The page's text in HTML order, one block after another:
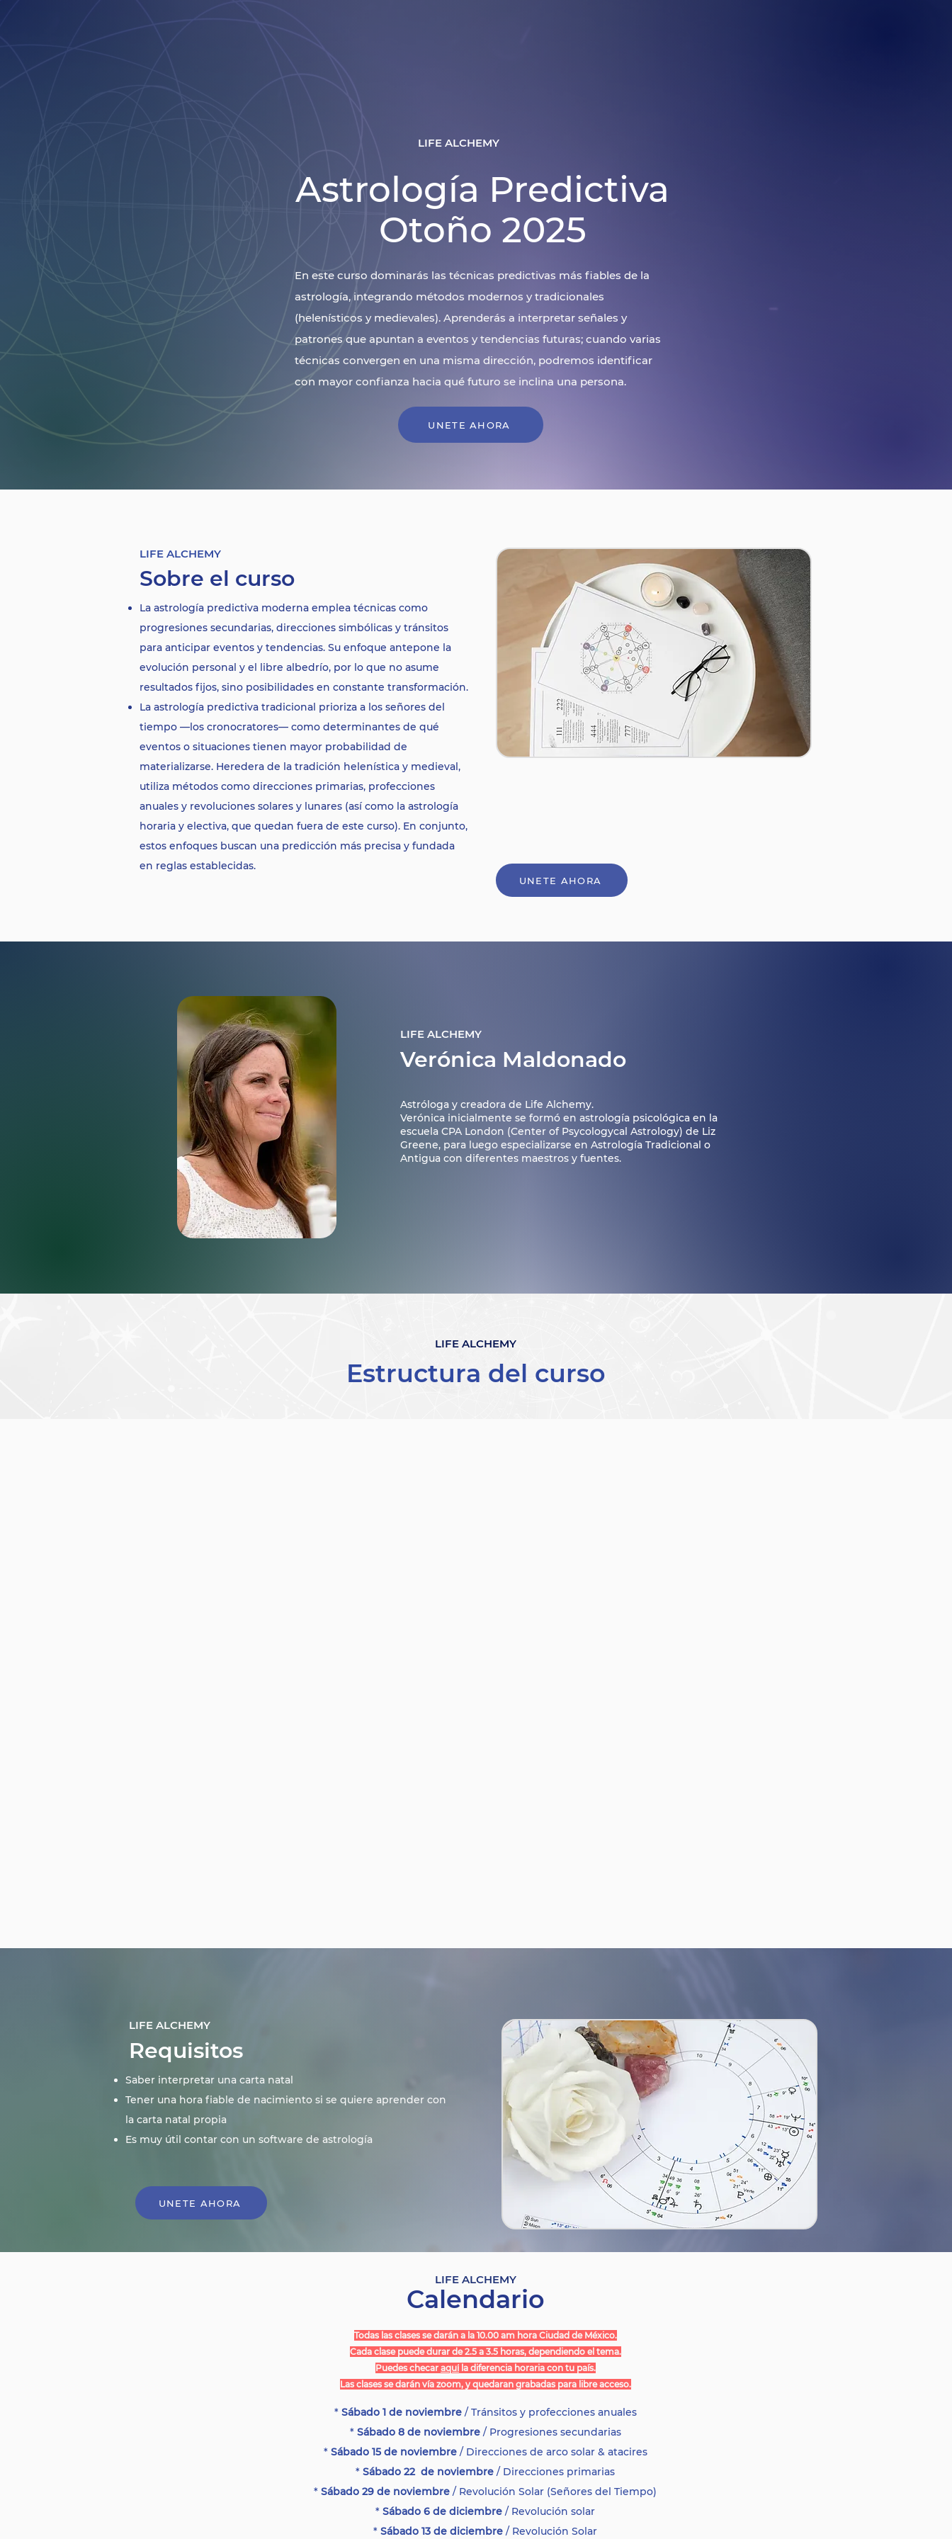
LIFE ALCHEMY
Astrología Predictiva
Otoño 2025
En este curso dominarás las técnicas predictivas más fiables de la
astrología, integrando métodos modernos y tradicionales
(helenísticos y medievales). Aprenderás a interpretar señales y
patrones que apuntan a eventos y tendencias futuras; cuando varias
técnicas convergen en una misma dirección, podremos identificar
con mayor confianza hacia qué futuro se inclina una persona.
UNETE AHORA
LIFE ALCHEMY
Sobre el curso
La astrología predictiva moderna emplea técnicas como
progresiones secundarias, direcciones simbólicas y tránsitos
para anticipar eventos y tendencias. Su enfoque antepone la
evolución personal y el libre albedrío, por lo que no asume
resultados fijos, sino posibilidades en constante transformación.
La astrología predictiva tradicional prioriza a los señores del
tiempo —los cronocratores— como determinantes de qué
eventos o situaciones tienen mayor probabilidad de
materializarse. Heredera de la tradición helenística y medieval,
utiliza métodos como direcciones primarias, profecciones
anuales y revoluciones solares y lunares (así como la astrología
horaria y electiva, que quedan fuera de este curso). En conjunto,
estos enfoques buscan una predicción más precisa y fundada
en reglas establecidas.
UNETE AHORA
LIFE ALCHEMY
Verónica Maldonado
Astróloga y creadora de Life Alchemy.
Verónica inicialmente se formó en astrología psicológica en la
escuela CPA London (Center of Psycologycal Astrology) de Liz
Greene, para luego especializarse en Astrología Tradicional o
Antigua con diferentes maestros y fuentes.
LIFE ALCHEMY
Estructura del curso
LIFE ALCHEMY
Requisitos
Saber interpretar una carta natal
Tener una hora fiable de nacimiento si se quiere aprender con
la carta natal propia
Es muy útil contar con un software de astrología
UNETE AHORA
LIFE ALCHEMY
Calendario
* Sábado 1 de noviembre / Tránsitos y profecciones anuales
* Sábado 8 de noviembre/ Progresiones secundarias
* Sábado 15 de noviembre/ Direcciones de arco solar & atacires
* Sábado 22 de noviembre / Direcciones primarias
* Sábado 29 de noviembre / Revolución Solar (Señores del Tiempo)
* Sábado 6 de diciembre / Revolución solar
* Sábado 13 de diciembre / Revolución Solar
Todas las clases se darán a la 10.00 am hora Ciudad de México.
Cada clase puede durar de 2.5 a 3.5 horas, dependiendo el tema.
Puedes checar aquí la diferencia horaria con tu país.
Las clases se darán vía zoom, y quedaran grabadas para libre acceso.